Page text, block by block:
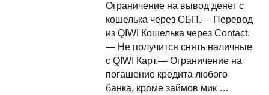
Ограничение на вывод денег с
кошелька через СБП.— Перевод
из QIWI Кошелька через Contact.
— Не получится снять наличные
с QIWI Карт.— Ограничение на
погашение кредита любого
банка, кроме займов мик …